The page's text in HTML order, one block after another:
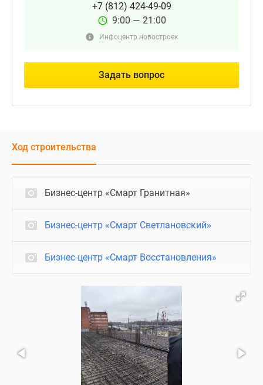
+7 (812) 424-49-09
9:00 — 21:00
Инфоцентр новостроек
Задать вопрос
Ход строительства
Бизнес-центр «Смарт Гранитная»
Бизнес-центр «Смарт Светлановский»
Бизнес-центр «Смарт Восстановления»